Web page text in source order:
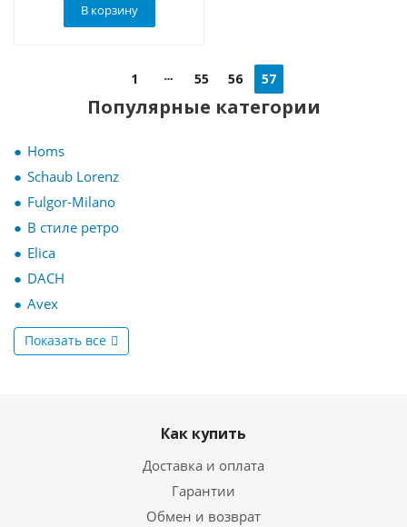
В корзину
1 55 56 57
Популярные категории
Homs
Schaub Lorenz
Fulgor-Milano
В стиле ретро
Elica
DACH
Avex
Показать все
Как купить
Доставка и оплата
Гарантии
Обмен и возврат